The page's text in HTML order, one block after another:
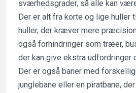
sværhedsgrader, så alle kan
Der er alt fra korte og lige huller
huller, der kræver mere
også forhindringer som træer,
der kan give ekstra udfordringer
Der er også baner med
junglebane eller en piratbane,